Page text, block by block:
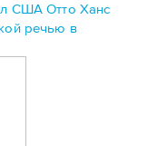
США Отто Ханс
речью в